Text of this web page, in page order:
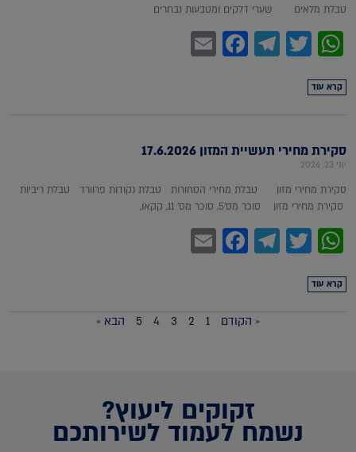
טבלת מלאים שערי דלקים ומטבעות נבחרים
WhatsApp
Twitter
Telegram
Facebook
קרא עוד
סקירת מחירי תעשיית המזון 17.6.2026
יוני 23, 2026
סקירת מחירי מזון טבלת מחירי הסחורות טבלת נקודות פרוורד טבלת ריביות
סקירת מחירי מזון סוכר מס'5, סוכר מס' 11, קקאו,
WhatsApp
Twitter
Telegram
Facebook
קרא עוד
« הקודם 1
2
3
4
5 הבא »
זקוקים ליעוץ?
נשמח לעמוד לשירותכם